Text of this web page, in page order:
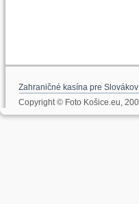
Zahraničné kasína pre Slovákov
Copyright © Foto Košice.eu,